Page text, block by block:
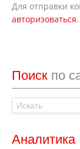
Для отправки
авторизоваться.
Поиск по
Аналитика